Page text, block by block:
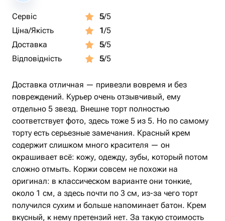
Сервіс 5/5
Ціна/Якість
1/5
Доставка
5/5
Відповідність
5/5
Доставка отличная — привезли вовремя и без
повреждений. Курьер очень отзывчивый, ему
отдельно 5 звезд. Внешне торт полностью
соответствует фото, здесь тоже 5 из 5. Но по самому
торту есть серьезные замечания. Красный крем
содержит слишком много красителя — он
окрашивает всё: кожу, одежду, зубы, который потом
сложно отмыть. Коржи совсем не похожи на
оригинал: в классическом варианте они тонкие,
около 1 см, а здесь почти по 3 см, из-за чего торт
получился сухим и больше напоминает батон. Крем
вкусный, к нему претензий нет. За такую стоимость